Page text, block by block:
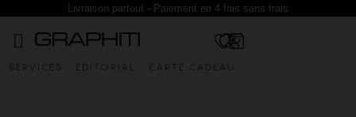
Livraison partout - Paiement en 4 fois sans frais
SERVICES EDITORIAL CARTE CADEAU